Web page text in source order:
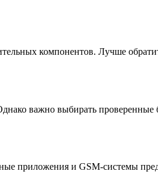
компонентов. Лучше
важно выбирать проверенные
приложения и GSM-системы